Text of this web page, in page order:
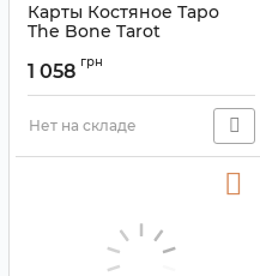
Карты Костяное Таро
The Bone Tarot
1 058 грн
Нет на складе